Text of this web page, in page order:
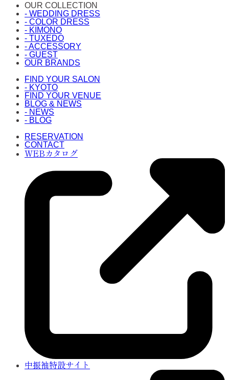
OUR COLLECTION
- WEDDING DRESS
- COLOR DRESS
- KIMONO
- TUXEDO
- ACCESSORY
- GUEST
OUR BRANDS
FIND YOUR SALON
- KYOTO
FIND YOUR VENUE
BLOG & NEWS
- NEWS
- BLOG
RESERVATION
CONTACT
WEBカタログ
中振袖特設サイト